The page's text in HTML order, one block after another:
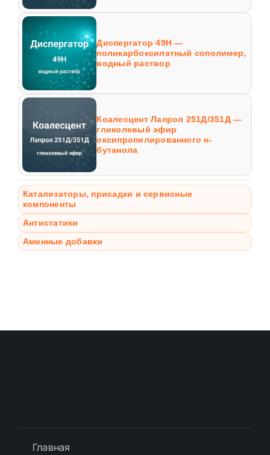
Диспергатор 49Н —
поликарбоксилатный сополимер,
водный раствор
Коалесцент Лапрол 251Д/351Д —
гликолевый эфир
оксипропилированного н-
бутанола
Катализаторы, присадки и сервисные
компоненты
Антистатики
Аминные добавки
Главная